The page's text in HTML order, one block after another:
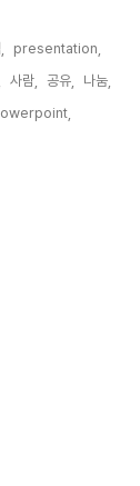
presentation,
사람, 공유,
나눔,